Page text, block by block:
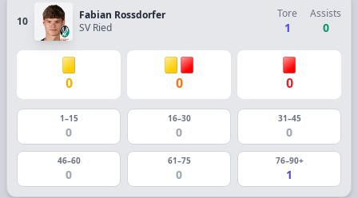
10
Fabian Rossdorfer
SV Ried
Tore
1
Assists
0
0 0 0
1–15
0
16–30
0
31–45
0
46–60
0
61–75
0
76–90+
1